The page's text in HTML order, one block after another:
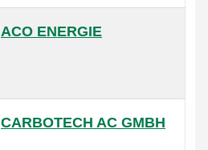
ACO ENERGIE
CARBOTECH AC GMBH